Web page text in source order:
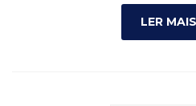
LER MAIS